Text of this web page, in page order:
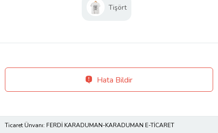
Tişört
Hata Bildir
Ticaret Ünvanı: FERDİ KARADUMAN-KARADUMAN E-TİCARET